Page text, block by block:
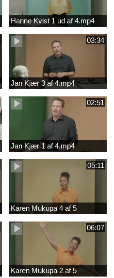
Hanne Kvist 1 ud af 4.mp4
03:34
Jan Kjær 3 af 4.mp4
02:51
Jan Kjær 1 af 4.mp4
05:11
Karen Mukupa 4 af 5
06:07
Karen Mukupa 2 af 5